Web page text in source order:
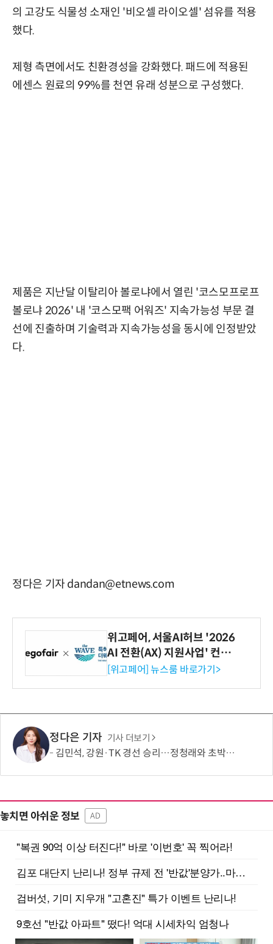
의 고강도 식물성 소재인 '비오셀 라이오셀' 섬유를 적용
했다.
제형 측면에서도 친환경성을 강화했다. 패드에 적용된
에센스 원료의 99%를 천연 유래 성분으로 구성했다.
제품은 지난달 이탈리아 볼로냐에서 열린 '코스모프로프
볼로냐 2026' 내 '코스모팩 어워즈' 지속가능성 부문 결
선에 진출하며 기술력과 지속가능성을 동시에 인정받았
다.
정다은 기자 dandan@etnews.com
위고페어, 서울AI허브 '2026
AI 전환(AX) 지원사업' 컨소
시엄 선정
[위고페어] 뉴스룸 바로가기>
정다은 기자 기사 더보기
김민석, 강원·TK 경선 승리…정청래와 초박빙 승부 지속
놓치면 아쉬운 정보 AD